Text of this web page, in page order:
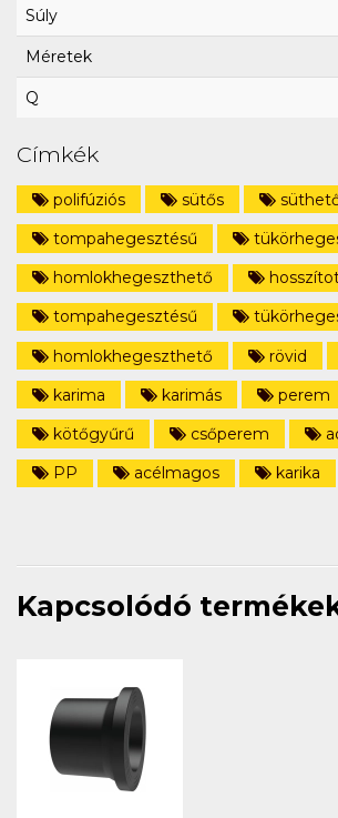
Súly
Méretek
Q
Címkék
polifúziós sütős
tompahegesztésű
homlokhegeszthető
tompahegesztésű
homlokhegeszthető
rövid
karima
karimás
perem
kötőgyűrű
csőperem
PP
acélmagos karika
Kapcsolódó